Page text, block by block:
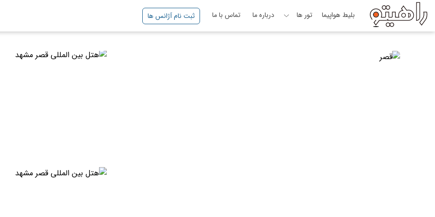
بلیط هواپیما تور ها درباره ما تماس با ما ثبت نام آژانس ها